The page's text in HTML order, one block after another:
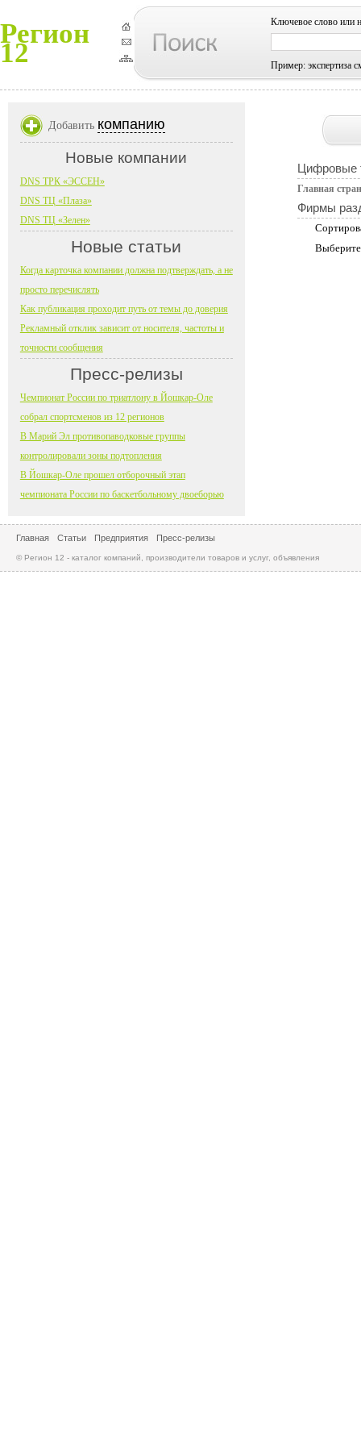
Регион
12
Ключевое слово или
Пример: экспертиза
Цифровые
Главная
Фирмы
Добавить компанию
Новые компании
DNS ТРК «ЭССЕН»
DNS ТЦ «Плаза»
DNS ТЦ «Зелен»
Новые статьи
Когда карточка компании должна подтверждать, а не
просто перечислять
Как публикация проходит путь от темы до доверия
Рекламный отклик зависит от носителя, частоты и
точности сообщения
Пресс-релизы
Чемпионат России по триатлону в Йошкар-Оле
собрал спортсменов из 12 регионов
В Марий Эл противопаводковые группы
контролировали зоны подтопления
В Йошкар-Оле прошел отборочный этап
чемпионата России по баскетбольному двоеборью
Главная Статьи Предприятия Пресс-релизы
© Регион 12 - каталог компаний, производители товаров и услуг, объявления